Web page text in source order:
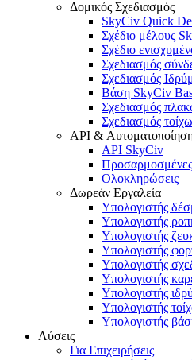
Δομικός Σχεδιασμός
SkyCiv Quick
Σχέδιο μέλους
Σχέδιο
Σχεδιασμός
Σχεδιασμός
Βάση SkyCiv
Σχεδιασμός
Σχεδιασμός
API &
API SkyCiv
Ολοκληρώσεις
Δωρεάν Εργαλεία
Υπολογιστής
Υπολογιστής
Υπολογιστής
Υπολογιστής
Υπολογιστής
Υπολογιστής
Υπολογιστής
Υπολογιστής
Υπολογιστής
Λύσεις
Για Επιχειρήσεις